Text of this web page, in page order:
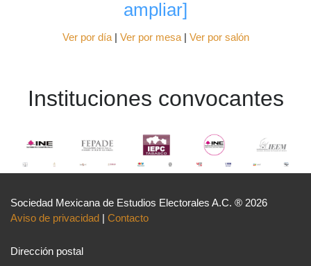
ampliar]
Ver por día| Ver por mesa| Ver por salón
Instituciones convocantes
Sociedad Mexicana de Estudios Electorales A.C. ® 2026
Aviso de privacidad | Contacto
Dirección postal